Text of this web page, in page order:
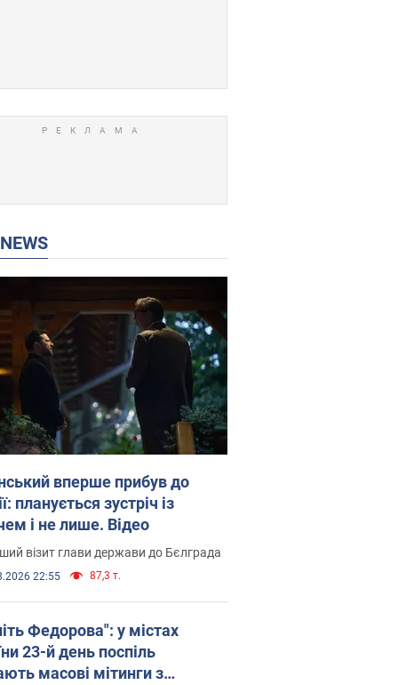
NEWS
вперше прибув до
планується зустріч із
і не лише. Відео
візит глави держави до Бєлграда
22:55 87,3 т.
Федорова": у містах
23-й день поспіль
масові мітинги з